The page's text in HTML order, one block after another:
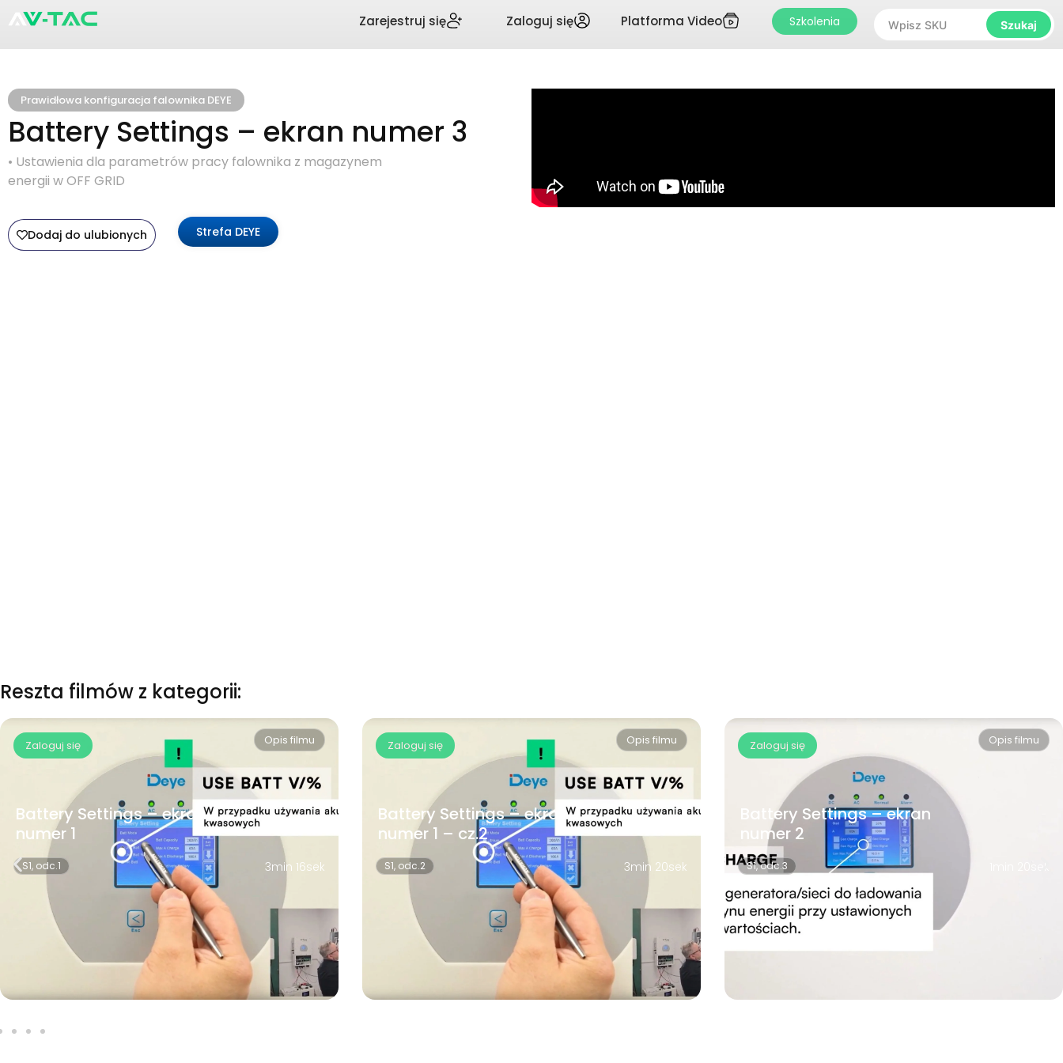
Zarejestruj się Zaloguj się Platforma Video Szkolenia Szukaj
Prawidłowa konfiguracja falownika DEYE
Battery Settings – ekran numer 3
• Ustawienia dla parametrów pracy falownika z magazynem
energii w OFF GRID
Dodaj do ulubionych Strefa DEYE
Reszta filmów z kategorii:
Zaloguj się Opis filmu
Battery Settings – ekran
numer 1
S1, odc.1 3min 16sek
Zaloguj się Opis filmu
Battery Settings – ekran
numer 1 – cz.2
S1, odc.2 3min 20sek
Zaloguj się Opis filmu
Battery Settings – ekran
numer 2
S1, odc.3